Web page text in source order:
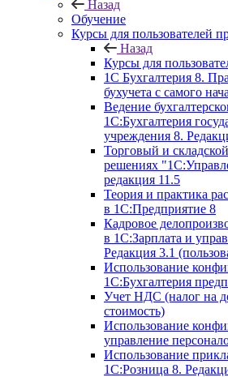
Назад
Обучение
Курсы для пользователей
Назад
Курсы для
1С Бухгалтерия 8.
бухучета с самого
Ведение
1С:Бухгалтерия
учреждения 8.
Торговый и
решениях
редакция 11.5
Теория и практика
в 1С:Предприятие 8
Кадровое
в 1С:Зарплата и
Редакция 3.1
Использование
1С:Бухгалтерия
Учет НДС (налог на
стоимость)
Использование
управление
Использование
1С:Розница 8.